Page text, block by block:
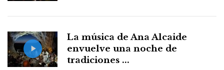
La música de Ana Alcaide
envuelve una noche de
tradiciones ...